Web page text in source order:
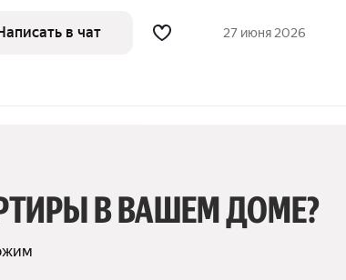
спaльня
в чат 27 июня 2026
В ВАШЕМ ДОМЕ?